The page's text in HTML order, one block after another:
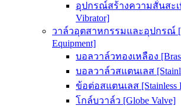
อุปกรณ์สร้างความสั่นสะเ
Vibrator]
วาล์วอุตสาหกรรมและอุปกรณ์
Equipment]
บอลวาล์วทองเหลือง
บอลวาล์วสแตนเลส
ข้อต่อสแตนเลส [Stainless
โกล์บวาล์ว [Globe Valve]